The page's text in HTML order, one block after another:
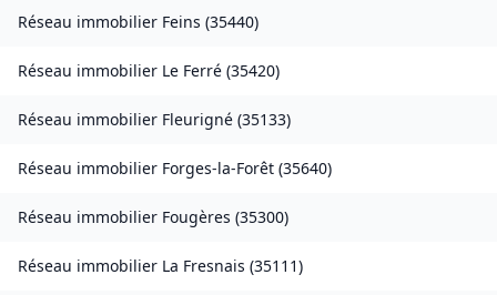
Réseau immobilier Feins (35440)
Réseau immobilier Le Ferré (35420)
Réseau immobilier Fleurigné (35133)
Réseau immobilier Forges-la-Forêt (35640)
Réseau immobilier Fougères (35300)
Réseau immobilier La Fresnais (35111)